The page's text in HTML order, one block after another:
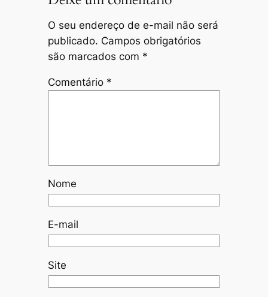
O seu endereço de e-mail não será
publicado. Campos obrigatórios
são marcados com *
Comentário *
Nome
E-mail
Site